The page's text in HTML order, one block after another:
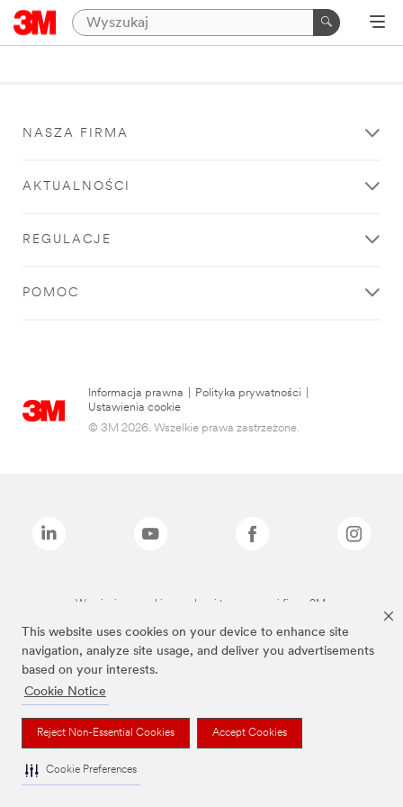
This website uses cookies on your device to enhance site
navigation, analyze site usage, and deliver you advertisements
based on your interests.
Cookie Notice
Reject Non-Essential Cookies Accept Cookies
Cookie Preferences
NASZA FIRMA
AKTUALNOŚCI
REGULACJE
POMOC
Informacja prawna Polityka prywatności
Ustawienia cookie
© 3M 2026. Wszelkie prawa zastrzeżone.
Wymienione marki są znakami towarowymi firmy 3M.